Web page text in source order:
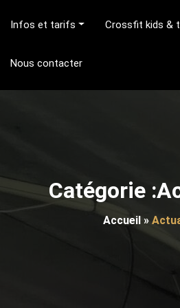
Infos et tarifs Crossfit kids &
Nous contacter
Catégorie
Accueil»